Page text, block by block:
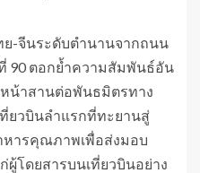
ย-จีนระดับตำนานจากถนน
90 ตอกย้ำความสัมพันธ์อัน
น้าสานต่อพันธมิตรทาง
ยวบินลำแรกที่ทะยานสู่
ารคุณภาพเพื่อส่งมอบ
โดยสารบนเที่ยวบินอย่าง